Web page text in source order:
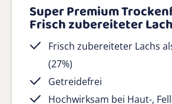
Super Premium
Frisch zubereiteter
Frisch zubereiteter Lachs
(27%)
Getreidefrei
Hochwirksam bei Haut-,